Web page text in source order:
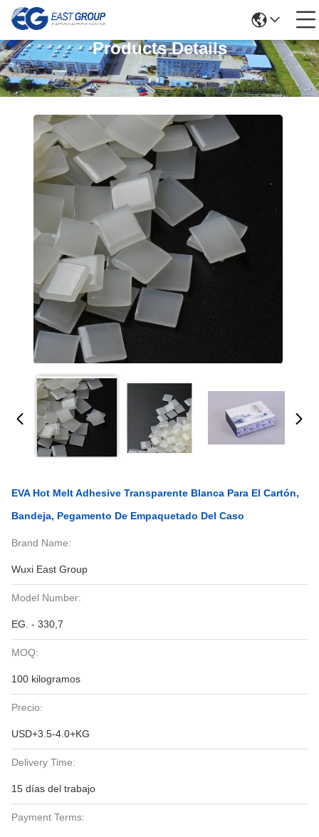
Products Details
EVA Hot Melt Adhesive Transparente Blanca Para El Cartón,
Bandeja, Pegamento De Empaquetado Del Caso
Brand Name:
Wuxi East Group
Model Number:
EG. - 330,7
MOQ:
100 kilogramos
Precio:
USD+3.5-4.0+KG
Delivery Time:
15 días del trabajo
Payment Terms: